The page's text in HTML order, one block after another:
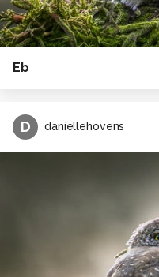
Eb
D daniellehovens